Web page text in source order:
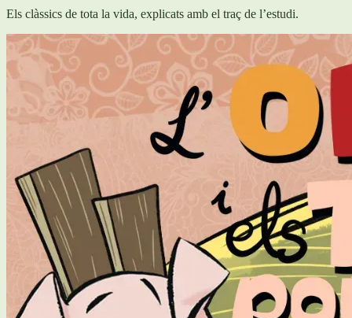
Els clàssics de tota la vida, explicats amb el traç de l’estudi.